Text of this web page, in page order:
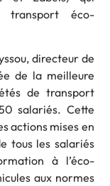
transport éco-
directeur de
de la meilleure
de transport
salariés. Cette
actions mises en
tous les salariés
à l’éco-
aux normes